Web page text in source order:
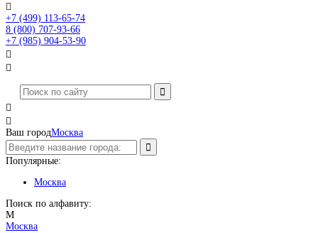

+7 (499) 113-65-74
8 (800) 707-93-66
+7 (985) 904-53-90




Ваш городМосква
Популярные:
Москва
Поиск по алфавиту:
М
Москва